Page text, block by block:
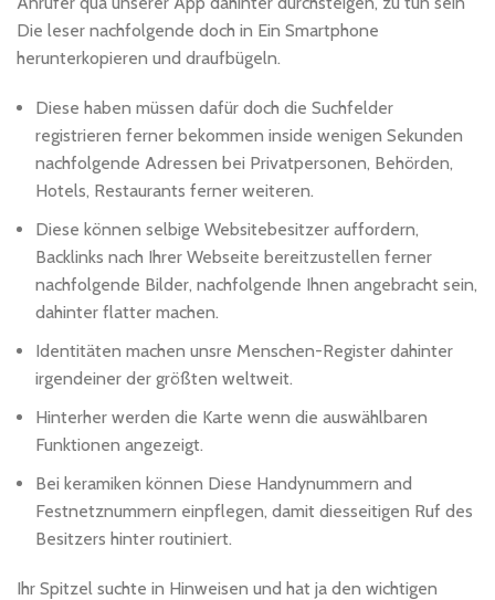
Die leser nachfolgende doch in Ein Smartphone
herunterkopieren und draufbügeln.
Diese haben müssen dafür doch die Suchfelder
registrieren ferner bekommen inside wenigen Sekunden
nachfolgende Adressen bei Privatpersonen, Behörden,
Hotels, Restaurants ferner weiteren.
Diese können selbige Websitebesitzer auffordern,
Backlinks nach Ihrer Webseite bereitzustellen ferner
nachfolgende Bilder, nachfolgende Ihnen angebracht sein,
dahinter flatter machen.
Identitäten machen unsre Menschen-Register dahinter
irgendeiner der größten weltweit.
Hinterher werden die Karte wenn die auswählbaren
Funktionen angezeigt.
Bei keramiken können Diese Handynummern and
Festnetznummern einpflegen, damit diesseitigen Ruf des
Besitzers hinter routiniert.
Ihr Spitzel suchte in Hinweisen und hat ja den wichtigen